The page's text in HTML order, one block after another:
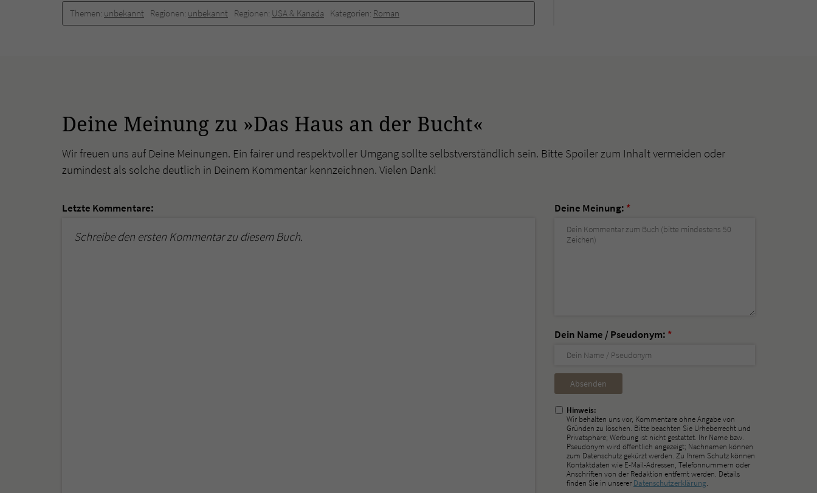
Themen: unbekannt Regionen: unbekannt Regionen: USA & Kanada Kategorien: Roman
Deine Meinung zu »Das Haus an der Bucht«
Wir freuen uns auf Deine Meinungen. Ein fairer und respektvoller Umgang sollte selbstverständlich sein. Bitte Spoiler zum Inhalt vermeiden oder
zumindest als solche deutlich in Deinem Kommentar kennzeichnen. Vielen Dank!
Letzte Kommentare:
Schreibe den ersten Kommentar zu diesem Buch.
Deine Meinung: *
Dein Name / Pseudonym: *
Nicht
ausfüllen!
Hinweis:
Wir behalten uns vor, Kommentare ohne Angabe von
Gründen zu löschen. Bitte beachten Sie Urheberrecht und
Privatsphäre; Werbung ist nicht gestattet. Ihr Name bzw.
Pseudonym wird öffentlich angezeigt; Nachnamen können
zum Datenschutz gekürzt werden. Zu Ihrem Schutz können
Kontaktdaten wie E-Mail-Adressen, Telefonnummern oder
Anschriften von der Redaktion entfernt werden. Details
finden Sie in unserer Datenschutzerklärung.
überprüfen.